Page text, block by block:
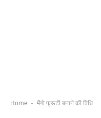
Home - मैंगो फ्रूटी बनाने की विधि